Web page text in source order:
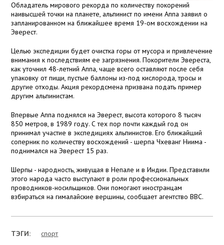
Обладатель мирового рекорда по количеству покорений
наивысшей точки на планете, альпинист по имени Аппа заявил о
запланированном на ближайшее время 19-ом восхождении на
Эверест.
Целью экспедиции будет очистка горы от мусора и привлечение
внимания к последствиям ее загрязнения. Покорители Эвереста,
как уточнил 48-летний Аппа, чаще всего оставляют после себя
упаковку от пищи, пустые баллоны из-под кислорода, тросы и
другие отходы. Акция рекордсмена призвана подать пример
другим альпинистам.
Впервые Аппа поднялся на Эверест, высота которого 8 тысяч
850 метров, в 1989 году. С тех пор почти каждый год он
принимал участие в экспедициях альпинистов. Его ближайший
соперник по количеству восхождений - шерпа Чхеванг Ниима -
поднимался на Эверест 15 раз.
Шерпы - народность, живущая в Непале и в Индии. Представили
этого народа часто выступают в роли профессиональных
проводников-носильщиков. Они помогают иностранцам
взбираться на гималайские вершины, сообщает агентство BBC.
ТЭГИ: спорт